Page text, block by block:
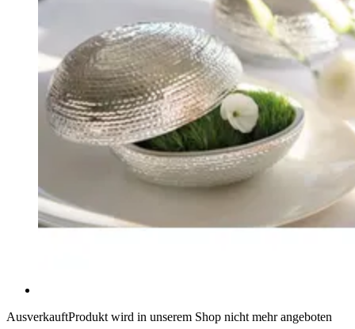
AusverkauftProdukt wird in unserem Shop nicht mehr angeboten